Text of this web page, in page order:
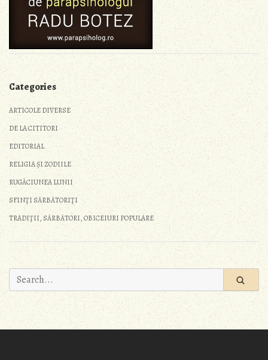
Categories
ARTICOLE DIVERSE
DE LA CITITORI
EDITORIAL
RELIGIA ȘI ZODIILE
RUGĂCIUNEA LUNII
SFINŢI SĂRBĂTORIŢI
TRADIŢII, SĂRBĂTORI, OBICEIURI POPULARE
Search
for: